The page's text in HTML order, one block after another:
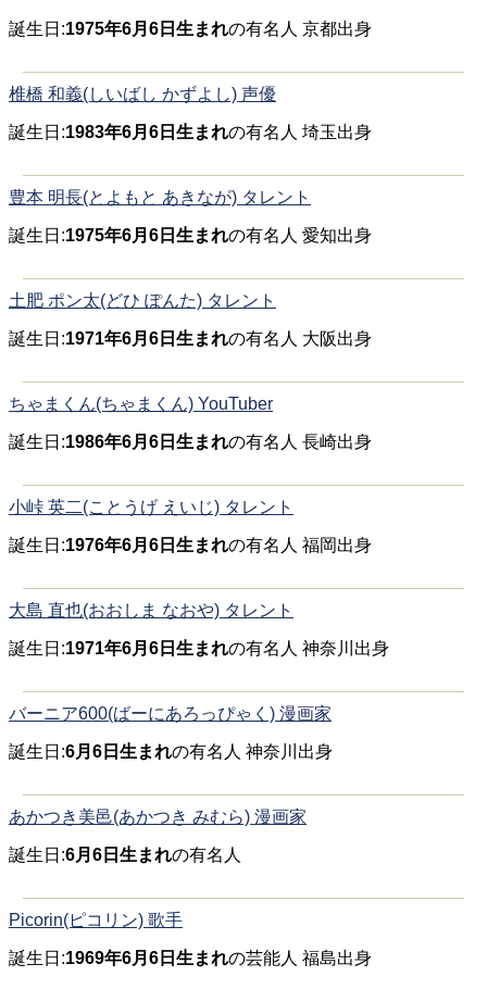
誕生日:1975年6月6日生まれの有名人 京都出身
椎橋 和義(しいばし かずよし) 声優
誕生日:1983年6月6日生まれの有名人 埼玉出身
豊本 明長(とよもと あきなが) タレント
誕生日:1975年6月6日生まれの有名人 愛知出身
土肥 ポン太(どひ ぽんた) タレント
誕生日:1971年6月6日生まれの有名人 大阪出身
ちゃまくん(ちゃまくん) YouTuber
誕生日:1986年6月6日生まれの有名人 長崎出身
小峠 英二(ことうげ えいじ) タレント
誕生日:1976年6月6日生まれの有名人 福岡出身
大島 直也(おおしま なおや) タレント
誕生日:1971年6月6日生まれの有名人 神奈川出身
バーニア600(ばーにあろっぴゃく) 漫画家
誕生日:6月6日生まれの有名人 神奈川出身
あかつき美邑(あかつき みむら) 漫画家
誕生日:6月6日生まれの有名人
Picorin(ピコリン) 歌手
誕生日:1969年6月6日生まれの芸能人 福島出身